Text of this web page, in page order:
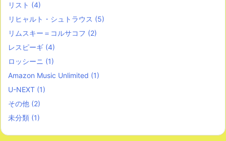
リスト (4)
リヒャルト・シュトラウス (5)
リムスキー＝コルサコフ (2)
レスピーギ (4)
ロッシーニ (1)
Amazon Music Unlimited (1)
U-NEXT (1)
その他 (2)
未分類 (1)